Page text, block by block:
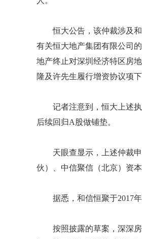
恒大公告，该仲裁涉及
有关恒大地产集团有限公司
地产终止对深圳经济特区房
隆及许先生履行增资协议项
记者注意到，恒大上述
后续回归A股做铺垫。
天眼查显示，上述仲裁
伙）、中信聚信（北京）资
据悉，和信恒聚于2017
按照披露的草案，深深